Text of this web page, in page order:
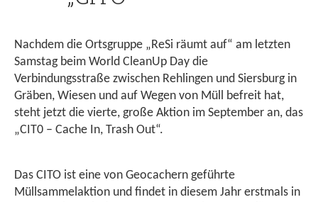
Nachdem die Ortsgruppe „ReSi räumt auf“ am letzten
Samstag beim World CleanUp Day die
Verbindungsstraße zwischen Rehlingen und Siersburg in
Gräben, Wiesen und auf Wegen von Müll befreit hat,
steht jetzt die vierte, große Aktion im September an, das
„CIT0 – Cache In, Trash Out“.
Das CITO ist eine von Geocachern geführte
Müllsammelaktion und findet in diesem Jahr erstmals in